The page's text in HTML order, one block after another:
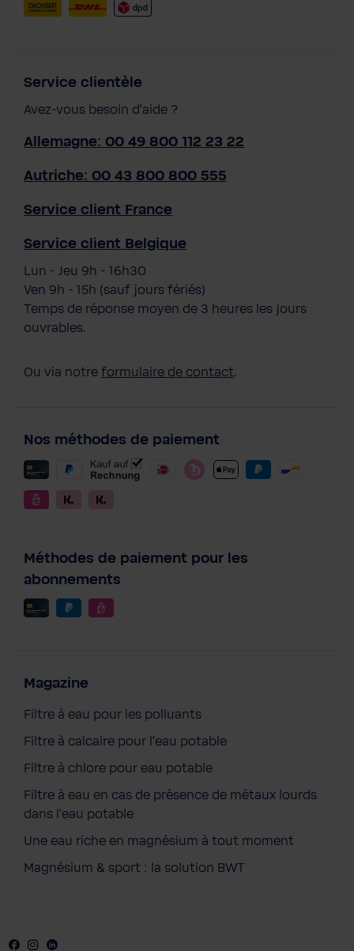
Service clientèle
Avez-vous besoin d'aide ?
Allemagne: 00 49 800 112 23 22
Autriche: 00 43 800 800 555
Service client France
Service client Belgique
Lun - Jeu 9h - 16h30
Ven 9h - 15h (sauf jours fériés)
Temps de réponse moyen de 3 heures les jours
ouvrables.
Ou via notre formulaire de contact.
Nos méthodes de paiement
Méthodes de paiement pour les
abonnements
Magazine
Filtre à eau pour les polluants
Filtre à calcaire pour l'eau potable
Filtre à chlore pour eau potable
Filtre à eau en cas de présence de métaux lourds
dans l'eau potable
Une eau riche en magnésium à tout moment
Magnésium & sport : la solution BWT
Facebook
YoutubeInstagram